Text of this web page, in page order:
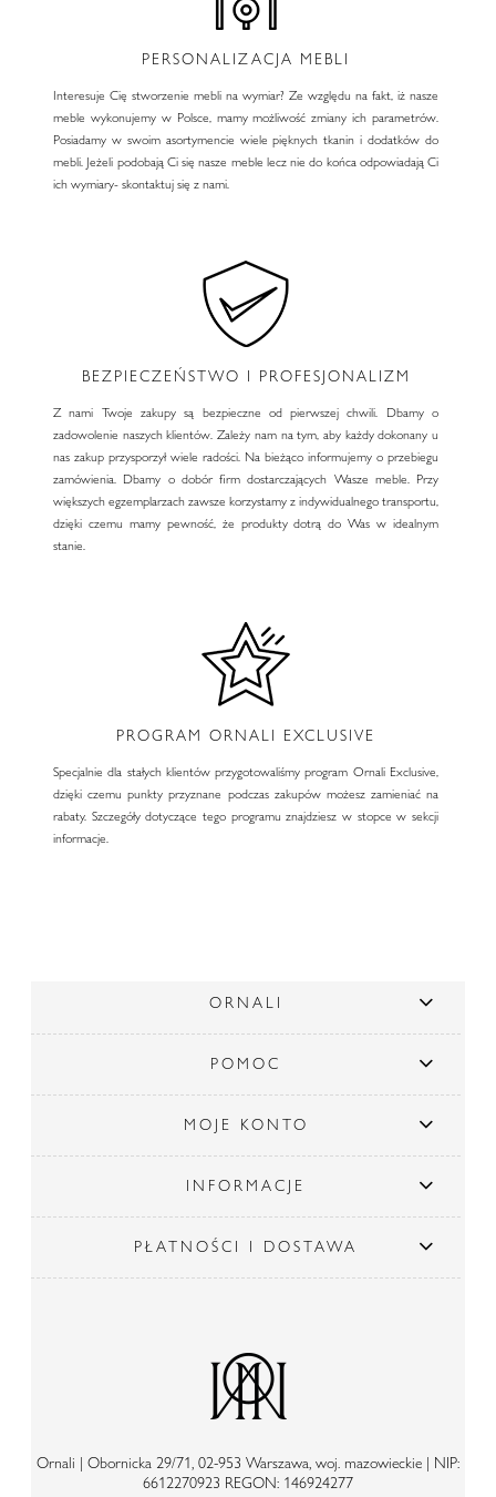
PERSONALIZACJA MEBLI
Interesuje Cię stworzenie mebli na wymiar? Ze względu na fakt, iż nasze
meble wykonujemy w Polsce, mamy możliwość zmiany ich parametrów.
Posiadamy w swoim asortymencie wiele pięknych tkanin i dodatków do
mebli. Jeżeli podobają Ci się nasze meble lecz nie do końca odpowiadają Ci
ich wymiary- skontaktuj się z nami.
BEZPIECZEŃSTWO I PROFESJONALIZM
Z nami Twoje zakupy są bezpieczne od pierwszej chwili. Dbamy o
zadowolenie naszych klientów. Zależy nam na tym, aby każdy dokonany u
nas zakup przysporzył wiele radości. Na bieżąco informujemy o przebiegu
zamówienia. Dbamy o dobór firm dostarczających Wasze meble. Przy
większych egzemplarzach zawsze korzystamy z indywidualnego transportu,
dzięki czemu mamy pewność, że produkty dotrą do Was w idealnym
stanie.
PROGRAM ORNALI EXCLUSIVE
Specjalnie dla stałych klientów przygotowaliśmy program Ornali Exclusive,
dzięki czemu punkty przyznane podczas zakupów możesz zamieniać na
rabaty. Szczegóły dotyczące tego programu znajdziesz w stopce w sekcji
informacje.
ORNALI
POMOC
MOJE KONTO
INFORMACJE
PŁATNOŚCI I DOSTAWA
Ornali | Obornicka 29/71, 02-953 Warszawa, woj. mazowieckie | NIP:
6612270923 REGON: 146924277